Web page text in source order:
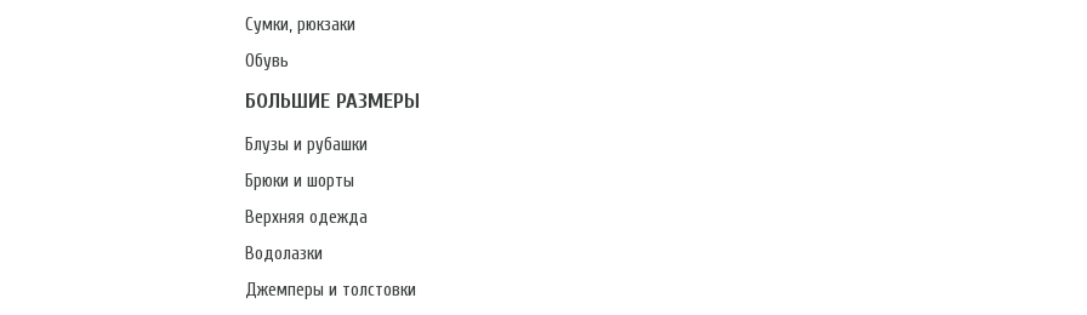
Сумки, рюкзаки
Обувь
БОЛЬШИЕ РАЗМЕРЫ
Блузы и рубашки
Брюки и шорты
Верхняя одежда
Водолазки
Джемперы и толстовки